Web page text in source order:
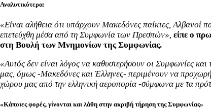
Αναλυτικότερα:
«Είναι αλήθεια ότι υπάρχουν Μακεδόνες παίκτες,
επετεύχθη μέσα από τη Συμφωνία των Πρεσπών», είπε ο
στη Βουλή των Μνημονίων της Συμφωνίας.
«Αυτός δεν είναι λόγος να καθυστερήσουν οι Συμφωνίες
μας, όμως -Μακεδόνες και Έλληνες- περιμένουν να
χώρου μας από την ελληνική αεροπορία -σύμφωνα με τα
«Κάποιες φορές, γίνονται και λάθη στην ακριβή τήρηση της Συμφωνίας»